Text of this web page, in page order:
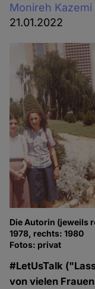
Monireh Kazemi
21.01.2022
Die Autorin (jeweils
1978, rechts: 1980
Fotos: privat
#LetUsTalk
von vielen